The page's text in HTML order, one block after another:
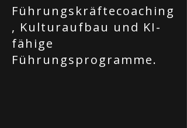
Führungskräftecoaching
, Kulturaufbau und KI-
fähige
Führungsprogramme.